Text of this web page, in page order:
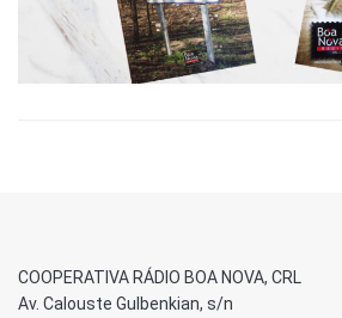
COOPERATIVA RÁDIO BOA NOVA, CRL
Av. Calouste Gulbenkian, s/n